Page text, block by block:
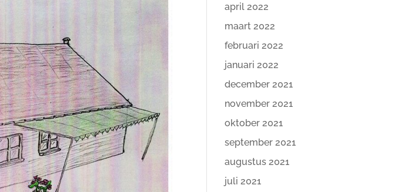
april 2022
maart 2022
februari 2022
januari 2022
december 2021
november 2021
oktober 2021
september 2021
augustus 2021
juli 2021